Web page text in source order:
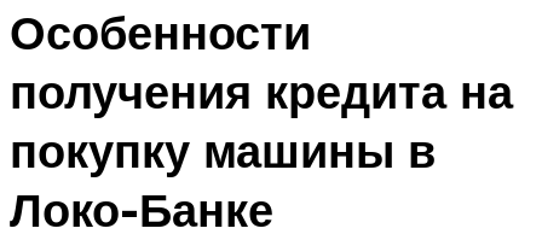
Особенности
получения кредита на
покупку машины в
Локо-Банке